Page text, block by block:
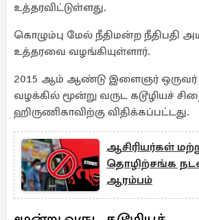
உத்தரவிட்டுள்ளது.
கொழும்பு மேல் நீதிமன்ற நீதிபதி
உத்தரவை வழங்கியுள்ளார்.
2015 ஆம் ஆண்டு இளைஞர் ஒருவர்
வழக்கில் மூன்று வருட கடூழியச்
ஹிருணிகாவிற்கு விதிக்கப்பட்டது.
ஆசிரியர்கள்
தொழிற்சங்க
ஆரம்பம்